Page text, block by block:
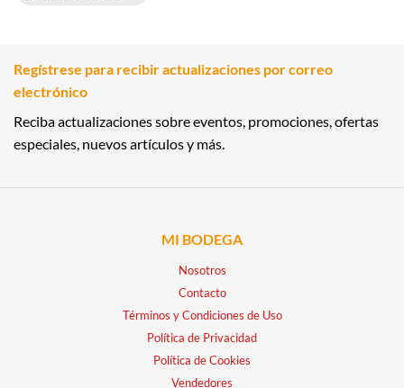
Regístrese para recibir actualizaciones por correo
electrónico
Reciba actualizaciones sobre eventos, promociones, ofertas
especiales, nuevos artículos y más.
MI BODEGA
Nosotros
Contacto
Términos y Condiciones de Uso
Política de Privacidad
Política de Cookies
Vendedores